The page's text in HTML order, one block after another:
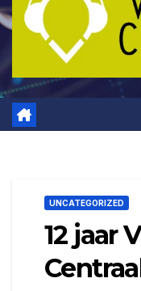
UNCATEGORIZED
12 jaar